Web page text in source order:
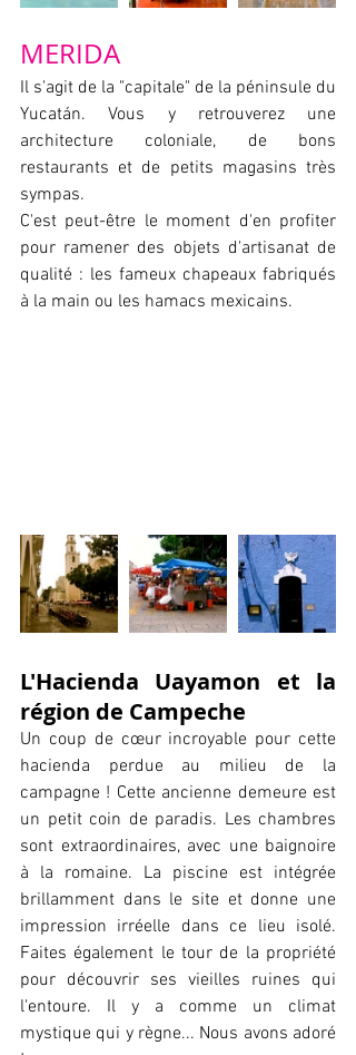
MERIDA
Il s'agit de la "capitale" de la péninsule du
Yucatán. Vous y retrouverez une
architecture coloniale, de bons
restaurants et de petits magasins très
sympas.
C'est peut-être le moment d'en profiter
pour ramener des objets d'artisanat de
qualité : les fameux chapeaux fabriqués
à la main ou les hamacs mexicains.
L'Hacienda Uayamon et la
région de Campeche
Un coup de cœur incroyable pour cette
hacienda perdue au milieu de la
campagne ! Cette ancienne demeure est
un petit coin de paradis. Les chambres
sont extraordinaires, avec une baignoire
à la romaine. La piscine est intégrée
brillamment dans le site et donne une
impression irréelle dans ce lieu isolé.
Faites également le tour de la propriété
pour découvrir ses vieilles ruines qui
l'entoure. Il y a comme un climat
mystique qui y règne... Nous avons adoré